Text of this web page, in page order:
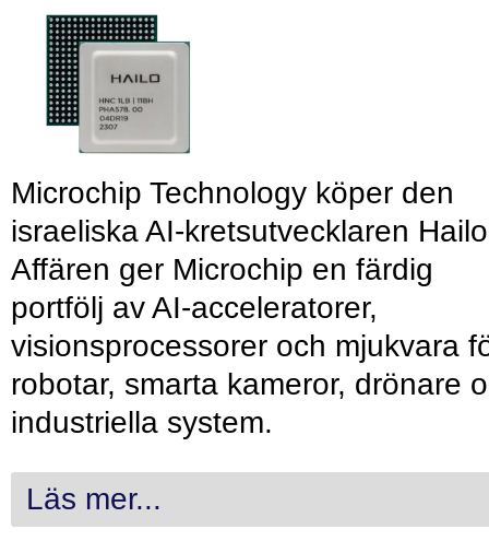
Microchip Technology köper den
israeliska AI-kretsutvecklaren
Affären ger Microchip en färdig
portfölj av AI-acceleratorer,
visionsprocessorer och mjukvara
robotar, smarta kameror, drönare
industriella system.
Läs mer...